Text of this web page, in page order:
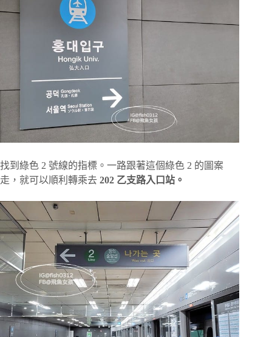
找到綠色 2 號線的指標。一路跟著這個綠色 2 的圖案
走，就可以順利轉乘去 202 乙支路入口站。